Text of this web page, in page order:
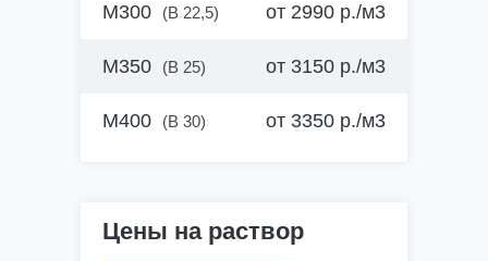
М300 (B 22,5) от 2990 р./м3
М350 (B 25) от 3150 р./м3
М400 (B 30) от 3350 р./м3
Цены на раствор